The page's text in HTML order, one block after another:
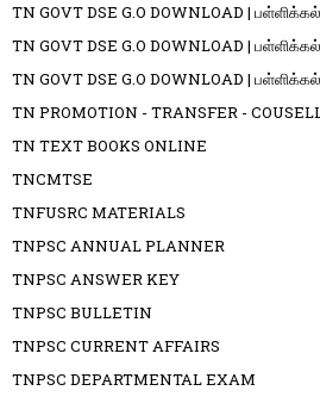
TN GOVT DSE G.O DOWNLOAD |
TN GOVT DSE G.O DOWNLOAD |
TN GOVT DSE G.O DOWNLOAD |
TN PROMOTION - TRANSFER -
TN TEXT BOOKS ONLINE
TNCMTSE
TNFUSRC MATERIALS
TNPSC ANNUAL PLANNER
TNPSC ANSWER KEY
TNPSC BULLETIN
TNPSC CURRENT AFFAIRS
TNPSC DEPARTMENTAL EXAM